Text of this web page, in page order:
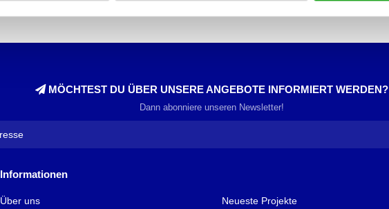
MÖCHTEST DU ÜBER UNSERE ANGEBOTE INFORMIERT WERDEN?
Dann abonniere unseren Newsletter!
Informationen
Über uns
Neueste Projekte